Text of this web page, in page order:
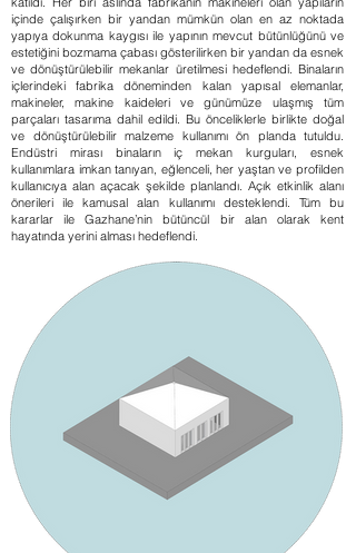
içinde çalışırken bir yandan mümkün olan en az noktada
yapıya dokunma kaygısı ile yapının mevcut bütünlüğünü ve
estetiğini bozmama çabası gösterilirken bir yandan da esnek
ve dönüştürülebilir mekanlar üretilmesi hedeflendi. Binaların
içlerindeki fabrika döneminden kalan yapısal elemanlar,
makineler, makine kaideleri ve günümüze ulaşmış tüm
parçaları tasarıma dahil edildi. Bu önceliklerle birlikte doğal
ve dönüştürülebilir malzeme kullanımı ön planda tutuldu.
Endüstri mirası binaların iç mekan kurguları, esnek
kullanımlara imkan tanıyan, eğlenceli, her yaştan ve profilden
kullanıcıya alan açacak şekilde planlandı. Açık etkinlik alanı
önerileri ile kamusal alan kullanımı desteklendi. Tüm bu
kararlar ile Gazhane’nin bütüncül bir alan olarak kent
hayatında yerini alması hedeflendi.